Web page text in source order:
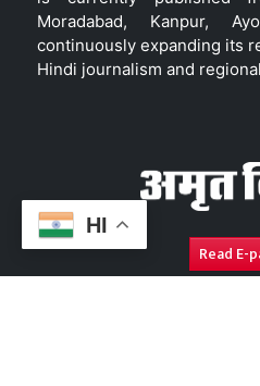
HI
Moradabad, Kanpur,
continuously expanding its
Hindi journalism and
Read E-